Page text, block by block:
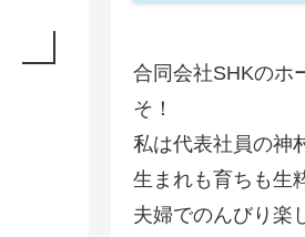
合同会社SHKのホ
そ！
私は代表社員の神
生まれも育ちも生
夫婦でのんびり楽